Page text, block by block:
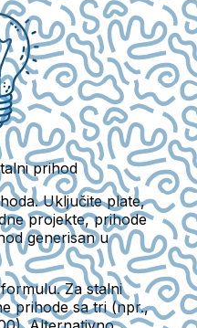
prihod
Uključite plate,
projekte, prihode
generisan u
Za stalni
prihode sa tri (npr.,